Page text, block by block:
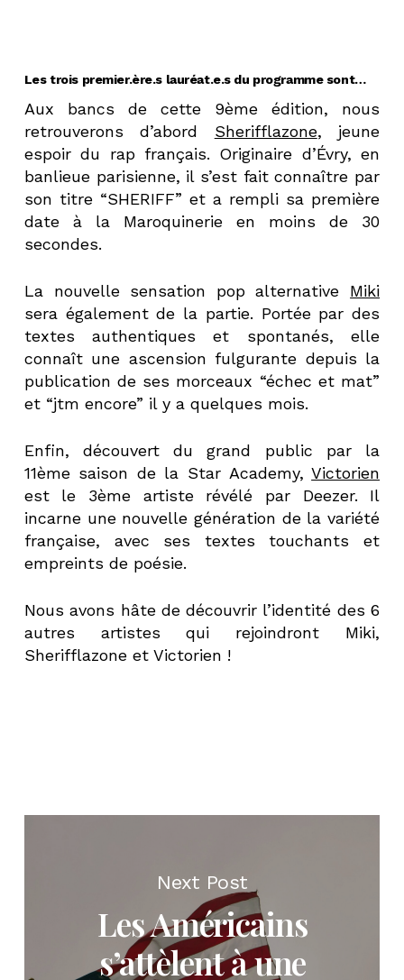
Les trois premier.ère.s lauréat.e.s du programme sont…
Aux bancs de cette 9ème édition, nous
retrouverons d’abord Sherifflazone, jeune
espoir du rap français. Originaire d’Évry, en
banlieue parisienne, il s’est fait connaître par
son titre “SHERIFF” et a rempli sa première
date à la Maroquinerie en moins de 30
secondes.
La nouvelle sensation pop alternative Miki
sera également de la partie. Portée par des
textes authentiques et spontanés, elle
connaît une ascension fulgurante depuis la
publication de ses morceaux “échec et mat”
et “jtm encore” il y a quelques mois.
Enfin, découvert du grand public par la
11ème saison de la Star Academy,Victorien
est le 3ème artiste révélé par Deezer. Il
incarne une nouvelle génération de la variété
française, avec ses textes touchants et
empreints de poésie.
Nous avons hâte de découvrir l’identité des 6
autres artistes qui rejoindront Miki,
Sherifflazone et Victorien !
Next Post
Les Américains
s’attèlent à une